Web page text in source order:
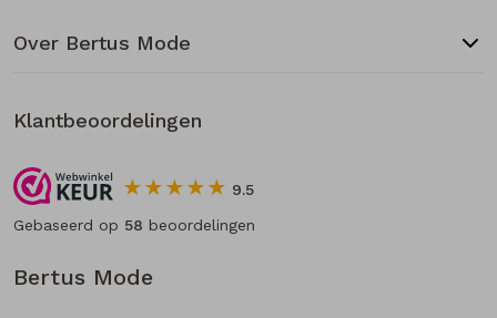
Bertus Mode
Over Bertus Mode
Klantbeoordelingen
9.5
Gebaseerd op 58 beoordelingen